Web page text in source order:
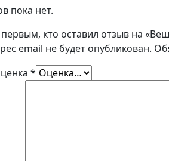
пока нет.
первым, кто оставил отзыв на
email не будет опубликован.
*